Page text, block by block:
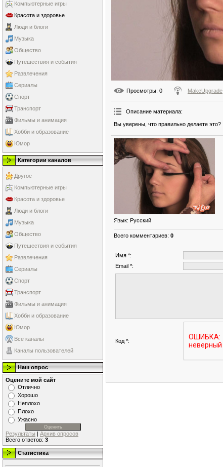
Компьютерные игры
Красота и здоровье
Люди и блоги
Музыка
Общество
Путешествия и события
Развлечения
Сериалы
Спорт
Транспорт
Фильмы и анимация
Хобби и образование
Юмор
Категории каналов
Другое
Компьютерные игры
Красота и здоровье
Люди и блоги
Музыка
Общество
Путешествия и события
Развлечения
Сериалы
Спорт
Транспорт
Фильмы и анимация
Хобби и образование
Юмор
Все каналы
Каналы пользователей
Наш опрос
Оцените мой сайт
Отлично
Хорошо
Неплохо
Плохо
Ужасно
Результаты | Архив опросов
Всего ответов: 3
Статистика
Просмотры: 0 MakeUpgrade
Описание материала:
Вы уверены, что правильно делаете это?
Язык: Русский
Всего комментариев: 0
Имя *:
Email *:
Код *: